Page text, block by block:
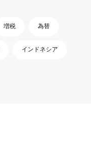
増税 為替
インドネシア